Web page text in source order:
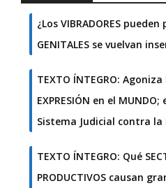
¿Los VIBRADORES
GENITALES se vuelvan
TEXTO ÍNTEGRO: Agoniza
EXPRESIÓN en el
Sistema Judicial contra la
TEXTO ÍNTEGRO: Qué
PRODUCTIVOS causan